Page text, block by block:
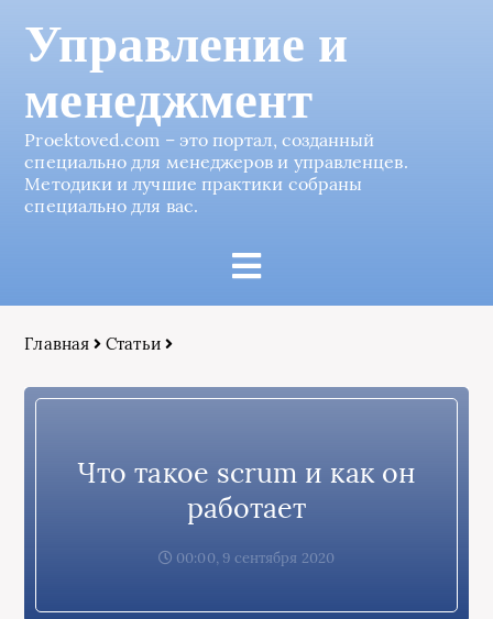
Управление и
менеджмент
Proektoved.com – это портал, созданный
специально для менеджеров и управленцев.
Методики и лучшие практики собраны
специально для вас.
Главная Статьи
Что такое scrum и как он
работает
00:00, 9 сентября 2020